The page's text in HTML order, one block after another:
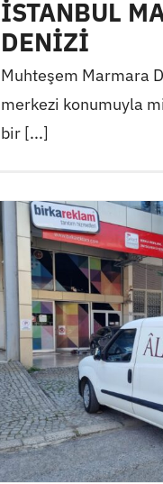
İSTANBUL
DENİZİ
Muhteşem Marmara
merkezi konumuyla
bir [...]